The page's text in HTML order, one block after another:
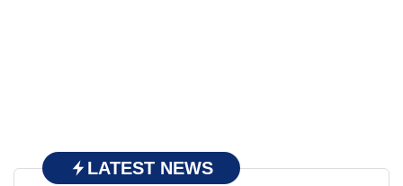
LATEST NEWS